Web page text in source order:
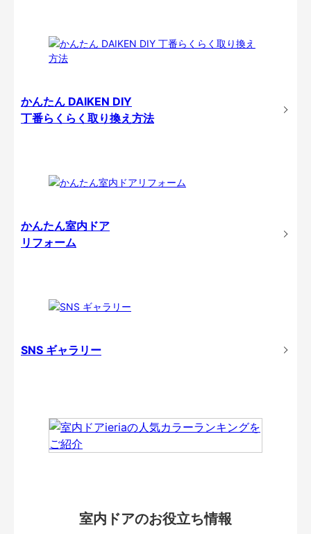
かんたん DAIKEN DIY
丁番らくらく取り換え方法
かんたん室内ドア
リフォーム
SNS ギャラリー
室内ドアのお役立ち情報